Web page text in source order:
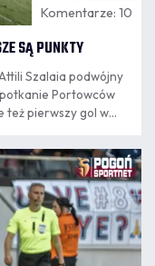
Komentarze: 10
SĄ PUNKTY
Szalaia podwójny
Portowców
też pierwszy gol w
zaznaczył, że
Notował Dominik